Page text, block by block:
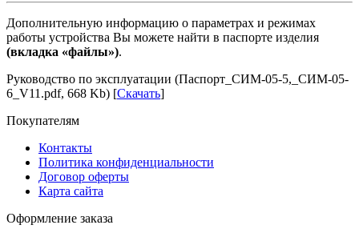
Дополнительную информацию о параметрах и режимах
работы устройства Вы можете найти в паспорте изделия
(вкладка «файлы»).
Руководство по эксплуатации (Паспорт_СИМ-05-5,_СИМ-05-
6_V11.pdf, 668 Kb) [Скачать]
Покупателям
Контакты
Политика конфиденциальности
Договор оферты
Карта сайта
Оформление заказа